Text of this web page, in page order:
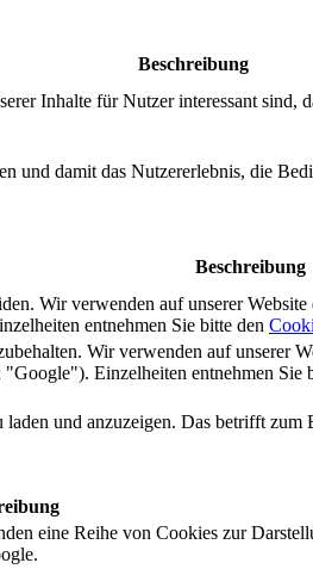
Beschreibung
Inhalte für Nutzer interessant
und damit das Nutzererlebnis, die
Beschreibung
Wir verwenden auf unserer
entnehmen Sie bitte den
Wir verwenden auf unserer
Einzelheiten entnehmen Sie
und anzuzeigen. Das betrifft
eine Reihe von Cookies zur